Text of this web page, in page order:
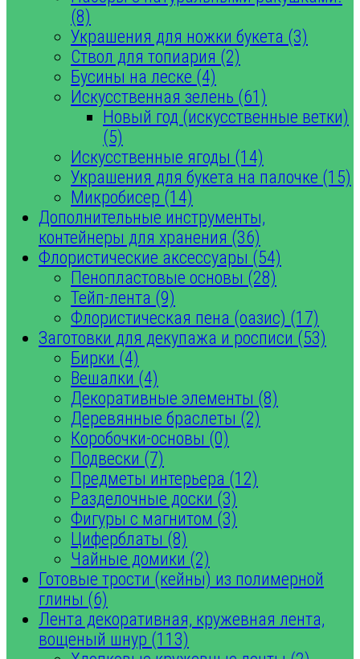
(8)
Украшения для ножки букета (3)
Ствол для топиария (2)
Бусины на леске (4)
Искусственная зелень (61)
Новый год (искусственные ветки)
(5)
Искусственные ягоды (14)
Украшения для букета на палочке (15)
Микробисер (14)
Дополнительные инструменты,
контейнеры для хранения (36)
Флористические аксессуары (54)
Пенопластовые основы (28)
Тейп-лента (9)
Флористическая пена (оазис) (17)
Заготовки для декупажа и росписи (53)
Бирки (4)
Вешалки (4)
Декоративные элементы (8)
Деревянные браслеты (2)
Коробочки-основы (0)
Подвески (7)
Предметы интерьера (12)
Разделочные доски (3)
Фигуры с магнитом (3)
Циферблаты (8)
Чайные домики (2)
Готовые трости (кейны) из полимерной
глины (6)
Лента декоративная, кружевная лента,
вощеный шнур (113)